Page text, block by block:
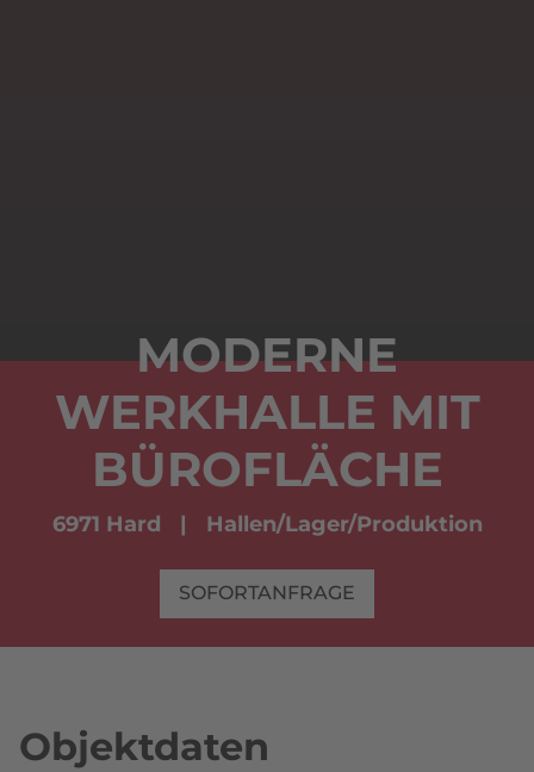
MODERNE
WERKHALLE MIT
BÜROFLÄCHE
6971 Hard Hallen/Lager/Produktion
SOFORTANFRAGE
Objektdaten